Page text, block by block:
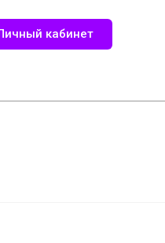
кабинет